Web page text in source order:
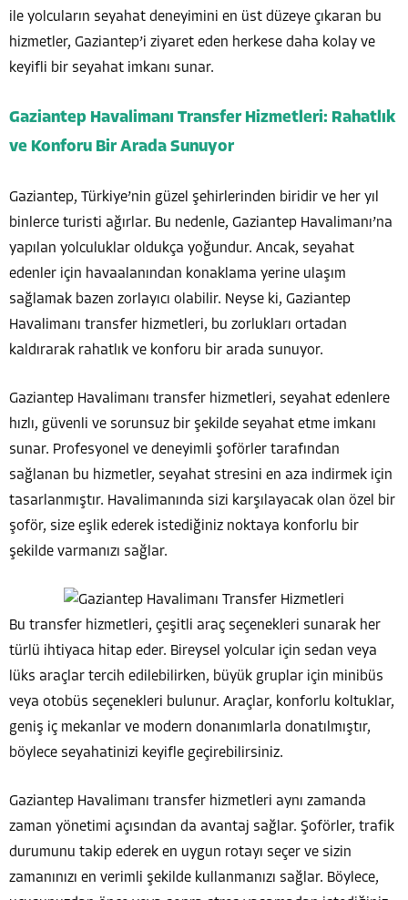
ile yolcuların seyahat deneyimini en üst düzeye çıkaran bu
hizmetler, Gaziantep’i ziyaret eden herkese daha kolay ve
keyifli bir seyahat imkanı sunar.
Gaziantep Havalimanı Transfer Hizmetleri: Rahatlık
ve Konforu Bir Arada Sunuyor
Gaziantep, Türkiye’nin güzel şehirlerinden biridir ve her yıl
binlerce turisti ağırlar. Bu nedenle, Gaziantep Havalimanı’na
yapılan yolculuklar oldukça yoğundur. Ancak, seyahat
edenler için havaalanından konaklama yerine ulaşım
sağlamak bazen zorlayıcı olabilir. Neyse ki, Gaziantep
Havalimanı transfer hizmetleri, bu zorlukları ortadan
kaldırarak rahatlık ve konforu bir arada sunuyor.
Gaziantep Havalimanı transfer hizmetleri, seyahat edenlere
hızlı, güvenli ve sorunsuz bir şekilde seyahat etme imkanı
sunar. Profesyonel ve deneyimli şoförler tarafından
sağlanan bu hizmetler, seyahat stresini en aza indirmek için
tasarlanmıştır. Havalimanında sizi karşılayacak olan özel bir
şoför, size eşlik ederek istediğiniz noktaya konforlu bir
şekilde varmanızı sağlar.
Bu transfer hizmetleri, çeşitli araç seçenekleri sunarak her
türlü ihtiyaca hitap eder. Bireysel yolcular için sedan veya
lüks araçlar tercih edilebilirken, büyük gruplar için minibüs
veya otobüs seçenekleri bulunur. Araçlar, konforlu koltuklar,
geniş iç mekanlar ve modern donanımlarla donatılmıştır,
böylece seyahatinizi keyifle geçirebilirsiniz.
Gaziantep Havalimanı transfer hizmetleri aynı zamanda
zaman yönetimi açısından da avantaj sağlar. Şoförler, trafik
durumunu takip ederek en uygun rotayı seçer ve sizin
zamanınızı en verimli şekilde kullanmanızı sağlar. Böylece,